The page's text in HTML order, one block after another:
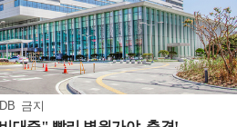
금지